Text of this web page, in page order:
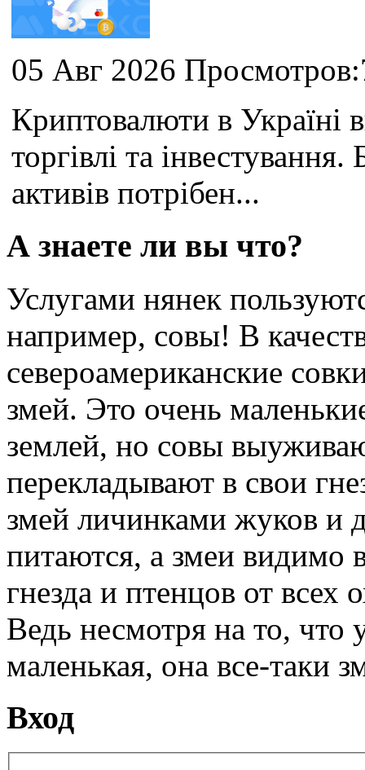
05 Авг 2026
Криптовалюти в Україні
торгівлі та
активів потрібен...
А знаете ли вы что?
Услугами нянек
например, совы! В
североамериканские
змей. Это очень
землей, но совы
перекладывают в свои
змей личинками жуков и
питаются, а змеи видимо
гнезда и птенцов от
Ведь несмотря на то, что
маленькая, она все-таки
Вход